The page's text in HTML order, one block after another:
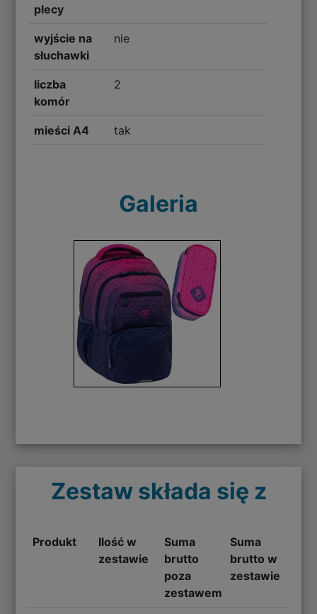
plecy
wyjście na
słuchawki
nie
liczba
komór
2
mieści A4 tak
Galeria
Zestaw składa się z
Produkt
Ilość w
zestawie
Suma
brutto
poza
zestawem
Suma
brutto w
zestawie